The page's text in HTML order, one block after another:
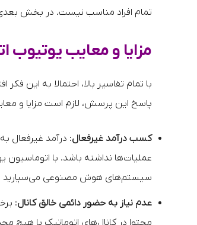
تمام افراد مناسب نیست. در بخش بعدی
مزایا و معایب
با تمام تفاسیر بالا، احتمالا به این
پاسخ این پرسش، لازم است مزایا و
کسب درآمد غیرفعال: درآمد غیرفعال
سیستم‌های هوش مصنوعی می‌سپارید و
عدم نیاز به حضور دائمی خالق کانال: